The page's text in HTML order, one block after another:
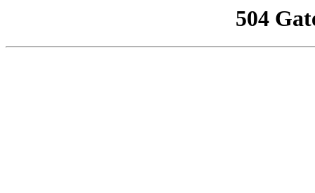
504